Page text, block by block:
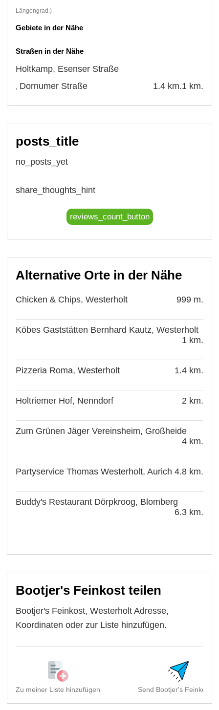
Längengrad.)
Gebiete in der Nähe
Straßen in der Nähe
Holtkamp, Esenser Straße
1 km.
Dornumer Straße 1.4 km.
posts_title
no_posts_yet
share_thoughts_hint
reviews_count_button
Alternative Orte in der Nähe
Chicken & Chips, Westerholt 999 m.
Köbes Gaststätten Bernhard Kautz, Westerholt
1 km.
Pizzeria Roma, Westerholt 1.4 km.
Holtriemer Hof, Nenndorf 2 km.
Zum Grünen Jäger Vereinsheim, Großheide
4 km.
Partyservice Thomas Westerholt, Aurich 4.8 km.
Buddy's Restaurant Dörpkroog, Blomberg
6.3 km.
Bootjer's Feinkost teilen
Bootjer's Feinkost, Westerholt Adresse,
Koordinaten oder zur Liste hinzufügen.
Zu meiner Liste hinzufügen Send Bootjer's Feinkost, ..